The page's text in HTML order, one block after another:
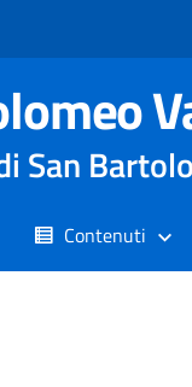
San
Contenuti